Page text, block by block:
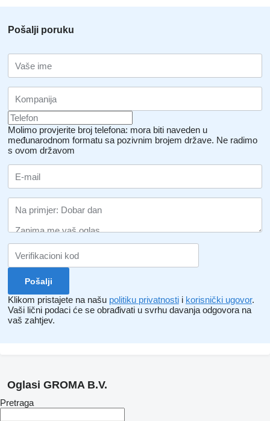
Pošalji poruku
Molimo provjerite broj telefona: mora biti naveden u
međunarodnom formatu sa pozivnim brojem države. Ne radimo
s ovom državom
Klikom pristajete na našu politiku privatnosti i korisnički ugovor.
Vaši lični podaci će se obrađivati ​​u svrhu davanja odgovora na
vaš zahtjev.
Oglasi GROMA B.V.
Pretraga